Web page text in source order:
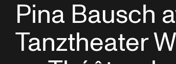
Pina Bausch
Tanztheater